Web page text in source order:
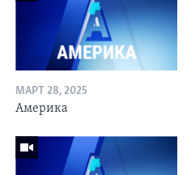
МАРТ 28, 2025
Америка